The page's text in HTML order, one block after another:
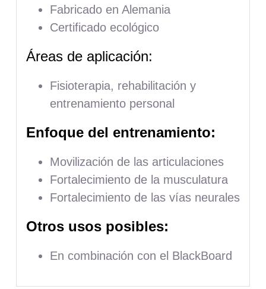
Fabricado en Alemania
Certificado ecológico
Áreas de aplicación:
Fisioterapia, rehabilitación y
entrenamiento personal
Enfoque del entrenamiento:
Movilización de las articulaciones
Fortalecimiento de la musculatura
Fortalecimiento de las vías neurales
Otros usos posibles:
En combinación con el BlackBoard